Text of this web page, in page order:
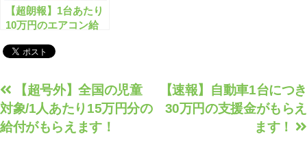
【超朗報】1台あたり
10万円のエアコン給
ト！
投
稿
ナ
【速報】自動車1台につき
30万円の支援金がもらえ
ます！
【超号外】全国の児童
対象/1人あたり15万円分の
給付がもらえます！